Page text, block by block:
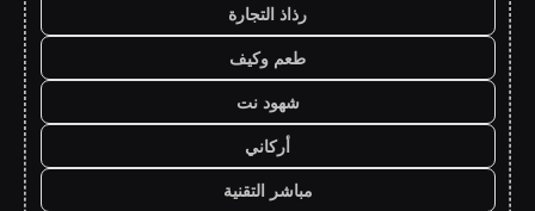
رذاذ التجارة
طعم وكيف
شهود نت
أركاني
مباشر التقنية